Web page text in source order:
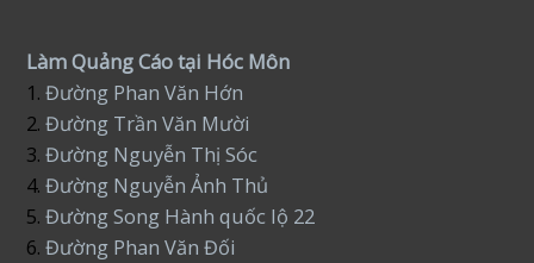
Làm Quảng Cáo tại Hóc Môn
1.Đường Phan Văn Hớn
2.Đường Trần Văn Mười
3.Đường Nguyễn Thị Sóc
4. Đường Nguyễn Ảnh Thủ
5.Đường Song Hành quốc lộ 22
6.Đường Phan Văn Đối